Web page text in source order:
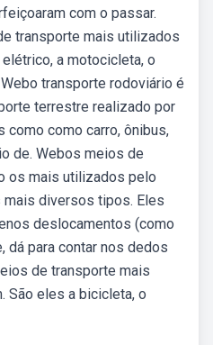
com o passar.
transporte mais utilizados
a motocicleta, o
transporte rodoviário é
terrestre realizado por
como carro, ônibus,
de. Webos meios de
os mais utilizados pelo
mais diversos tipos. Eles
deslocamentos (como
dá para contar nos dedos
de transporte mais
São eles a bicicleta, o